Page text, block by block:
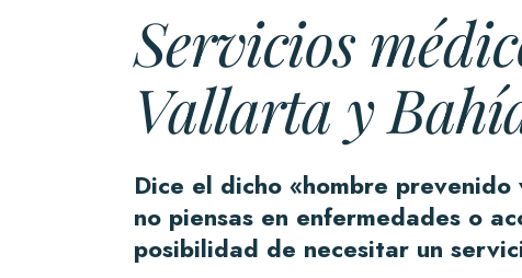
Servicios
Vallarta y
Dice el dicho «hombre
no piensas en enfermedades o
posibilidad de necesitar un